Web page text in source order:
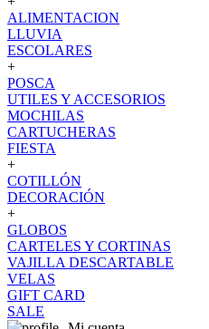
ALIMENTACION
LLUVIA
ESCOLARES
+
POSCA
UTILES Y ACCESORIOS
MOCHILAS
CARTUCHERAS
FIESTA
+
COTILLÓN
DECORACIÓN
+
GLOBOS
CARTELES Y CORTINAS
VAJILLA DESCARTABLE
VELAS
GIFT CARD
SALE